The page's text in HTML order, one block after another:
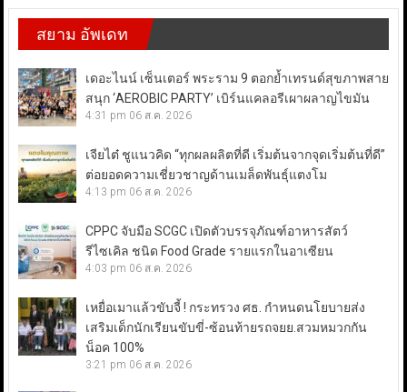
สยาม อัพเดท
เดอะไนน์ เซ็นเตอร์ พระราม 9 ตอกย้ำเทรนด์สุขภาพสาย
สนุก ‘AEROBIC PARTY’ เบิร์นแคลอรีเผาผลาญไขมัน
4:31 pm 06 ส.ค. 2026
เจียไต๋ ชูแนวคิด “ทุกผลผลิตที่ดี เริ่มต้นจากจุดเริ่มต้นที่ดี”
ต่อยอดความเชี่ยวชาญด้านเมล็ดพันธุ์แตงโม
4:13 pm 06 ส.ค. 2026
CPPC จับมือ SCGC เปิดตัวบรรจุภัณฑ์อาหารสัตว์
รีไซเคิล ชนิด Food Grade รายแรกในอาเซียน
4:03 pm 06 ส.ค. 2026
เหยื่อเมาแล้วขับจี้ ! กระทรวง ศธ. กำหนดนโยบายส่ง
เสริมเด็กนักเรียนขับขี่-ซ้อนท้ายรถจยย.สวมหมวกกัน
น็อค 100%
3:21 pm 06 ส.ค. 2026